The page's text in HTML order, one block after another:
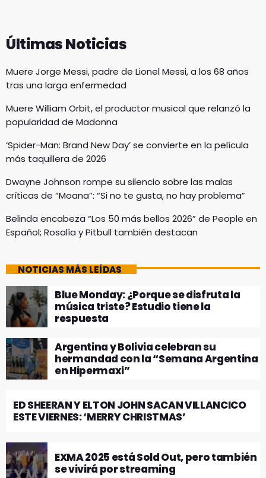
Últimas Noticias
Muere Jorge Messi, padre de Lionel Messi, a los 68 años
tras una larga enfermedad
Muere William Orbit, el productor musical que relanzó la
popularidad de Madonna
‘Spider-Man: Brand New Day’ se convierte en la película
más taquillera de 2026
Dwayne Johnson rompe su silencio sobre las malas
críticas de “Moana”: “Si no te gusta, no hay problema”
Belinda encabeza “Los 50 más bellos 2026” de People en
Español; Rosalía y Pitbull también destacan
NOTICIAS MÁS LEÍDAS
Blue Monday: ¿Porque se disfruta la
música triste? Estudio tiene la
respuesta
Argentina y Bolivia celebran su
hermandad con la “Semana Argentina
en Hipermaxi”
ED SHEERAN Y ELTON JOHN SACAN VILLANCICO
ESTE VIERNES: ‘MERRY CHRISTMAS’
EXMA 2025 está Sold Out, pero también
se vivirá por streaming